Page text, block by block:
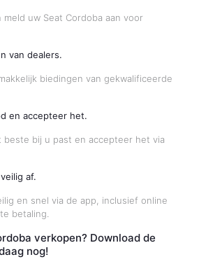
meld uw Seat Cordoba aan voor
van dealers.
biedingen van gekwalificeerde
en accepteer het.
beste bij u past en accepteer het via
af.
en snel via de app, inclusief online
betaling.
verkopen? Download de
nog!